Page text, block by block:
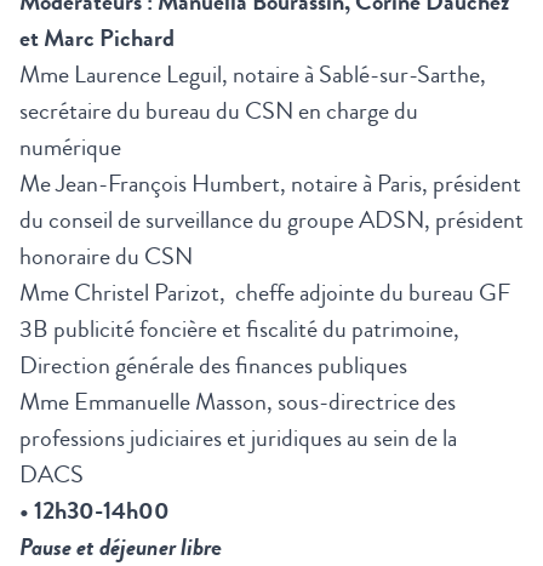
et Marc Pichard
Mme Laurence Leguil, notaire à Sablé-sur-Sarthe,
secrétaire du bureau du CSN en charge du
numérique
Me Jean-François Humbert, notaire à Paris, président
du conseil de surveillance du groupe ADSN, président
honoraire du CSN
Mme Christel Parizot, cheffe adjointe du bureau GF
3B publicité foncière et fiscalité du patrimoine,
Direction générale des finances publiques
Mme Emmanuelle Masson, sous-directrice des
professions judiciaires et juridiques au sein de la
DACS
• 12h30-14h00
Pause et déjeuner libre